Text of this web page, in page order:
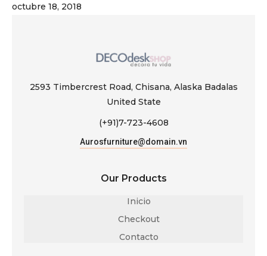
octubre 18, 2018
2593 Timbercrest Road, Chisana, Alaska Badalas
United State
(+91)7-723-4608
Aurosfurniture@domain.vn
Our Products
Inicio
Checkout
Contacto